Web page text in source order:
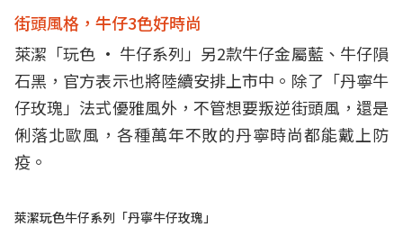
街頭風格，牛仔3色好時尚
萊潔「玩色 • 牛仔系列」另2款牛仔金屬藍、牛仔隕
石黑，官方表示也將陸續安排上市中。除了「丹寧牛
仔玫瑰」法式優雅風外，不管想要叛逆街頭風，還是
俐落北歐風，各種萬年不敗的丹寧時尚都能戴上防
疫。
萊潔玩色牛仔系列「丹寧牛仔玫瑰」